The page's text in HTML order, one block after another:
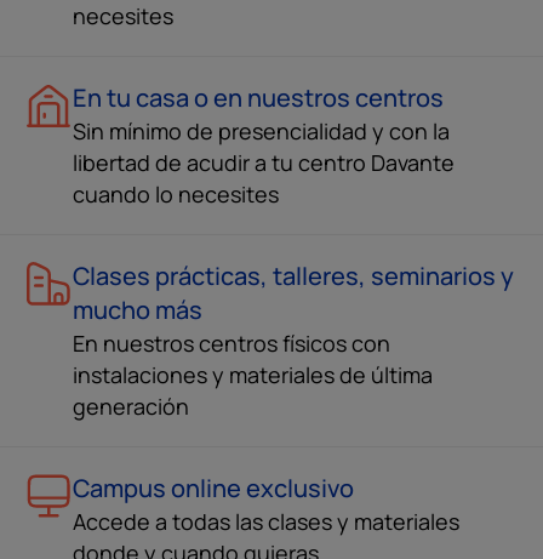
necesites
En tu casa o en nuestros centros
Sin mínimo de presencialidad y con la
libertad de acudir a tu centro Davante
cuando lo necesites
Clases prácticas, talleres, seminarios y
mucho más
En nuestros centros físicos con
instalaciones y materiales de última
generación
Campus online exclusivo
Accede a todas las clases y materiales
donde y cuando quieras